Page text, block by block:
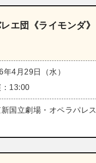
エ団《ライモンダ》
年4月29日（水）
：13:00
新国立劇場・オペラパレス